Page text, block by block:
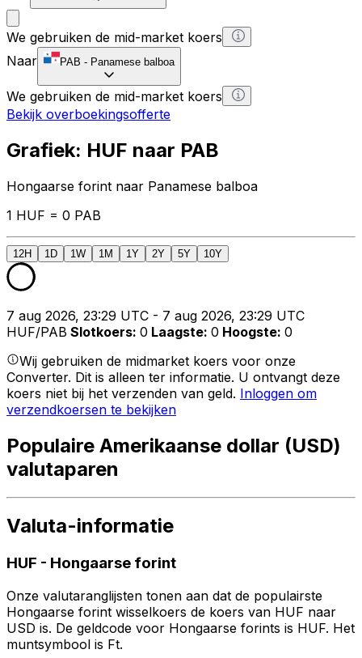
We gebruiken de mid-market koers
Naar
PAB - Panamese balboa
We gebruiken de mid-market koers
Bekijk overboekingsofferte
Grafiek: HUF naar PAB
Hongaarse forint naar Panamese balboa
1 HUF = 0 PAB
12H 1D 1W 1M 1Y 2Y 5Y 10Y
7 aug 2026, 23:29 UTC - 7 aug 2026, 23:29 UTC
HUF/PAB Slotkoers: 0 Laagste: 0 Hoogste: 0
Wij gebruiken de midmarket koers voor onze
Converter. Dit is alleen ter informatie. U ontvangt deze
koers niet bij het verzenden van geld. Inloggen om
verzendkoersen te bekijken
Populaire Amerikaanse dollar (USD)
valutaparen
Valuta-informatie
HUF - Hongaarse forint
Onze valutaranglijsten tonen aan dat de populairste
Hongaarse forint wisselkoers de koers van HUF naar
USD is. De geldcode voor Hongaarse forints is HUF. Het
muntsymbool is Ft.